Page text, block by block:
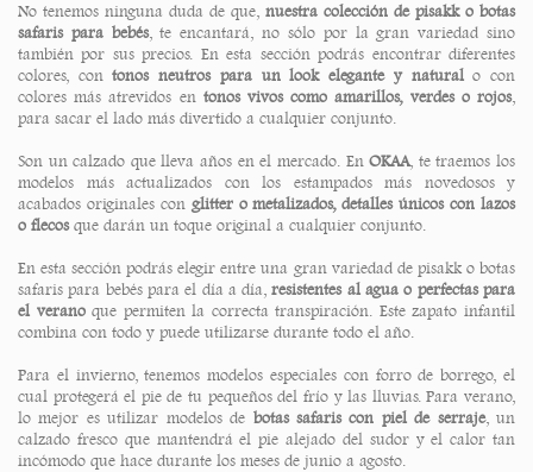
No tenemos ninguna duda de que, nuestra colección de pisakk o botas
safaris para bebés, te encantará, no sólo por la gran variedad sino
también por sus precios. En esta sección podrás encontrar diferentes
colores, contonos neutros para un look elegante y naturalo con
colores más atrevidos en tonos vivos como amarillos, verdes o rojos,
para sacar el lado más divertido a cualquier conjunto.
Son un calzado que lleva años en el mercado. EnOKAA, te traemos los
modelos más actualizados con los estampados más novedosos y
acabados originales con glitter o metalizados, detalles únicos con lazos
o flecosque darán un toque original a cualquier conjunto.
En esta sección podrás elegir entre una gran variedad de pisakk o botas
safaris para bebés para el día a día,resistentes al agua o perfectas para
el veranoque permiten la correcta transpiración. Este zapato infantil
combina con todo y puede utilizarse durante todo el año.
Para el invierno, tenemos modelos especiales con forro de borrego, el
cual protegerá el pie de tu pequeños del frío y las lluvias. Para verano,
lo mejor es utilizar modelos de botas safaris con piel de serraje, un
calzado fresco que mantendrá el pie alejado del sudor y el calor tan
incómodo que hace durante los meses de junio a agosto.